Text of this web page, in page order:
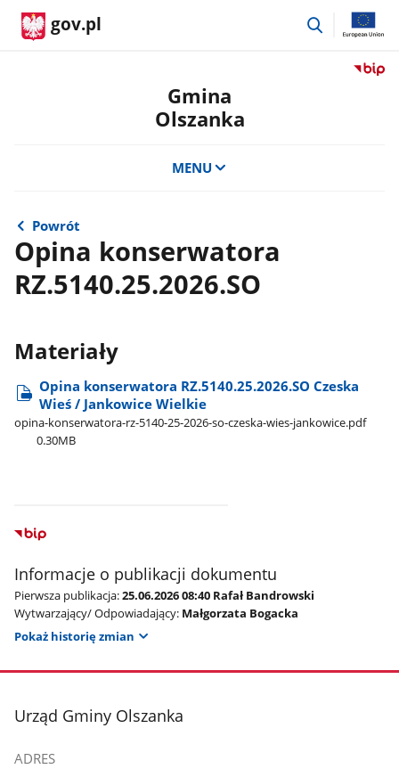
gov.pl
przejdź
Przejdź
Gmina
Olszanka
MENU
Powrót
Opina konserwatora
RZ.5140.25.2026.SO
Materiały
Opina konserwatora RZ.5140.25.2026.SO Czeska
Wieś / Jankowice Wielkie
opina-konserwatora-rz-5140-25-2026-so-czeska-wies-jankowice.pdf
0.30MB
Informacje o publikacji dokumentu
Pierwsza publikacja:25.06.2026 08:40 Rafał Bandrowski
Wytwarzający/ Odpowiadający: Małgorzata Bogacka
Pokaż historię zmian
stopka
Urząd Gminy Olszanka
ADRES